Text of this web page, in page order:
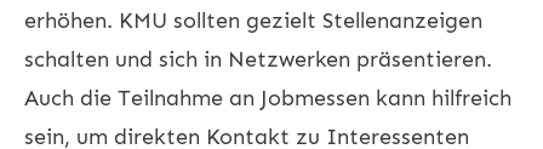
erhöhen. KMU sollten gezielt Stellenanzeigen
schalten und sich in Netzwerken präsentieren.
Auch die Teilnahme an Jobmessen kann hilfreich
sein, um direkten Kontakt zu Interessenten